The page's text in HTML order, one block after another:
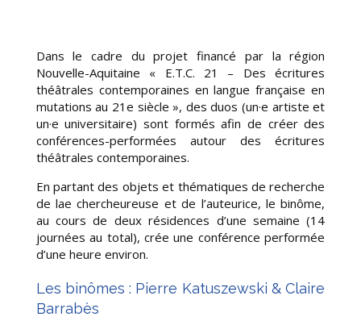
Dans le cadre du projet financé par la région
Nouvelle-Aquitaine « E.T.C. 21 – Des écritures
théâtrales contemporaines en langue française en
mutations au 21e siècle », des duos (un·e artiste et
un·e universitaire) sont formés afin de créer des
conférences-performées autour des écritures
théâtrales contemporaines.
En partant des objets et thématiques de recherche
de lae chercheureuse et de l’auteurice, le binôme,
au cours de deux résidences d’une semaine (14
journées au total), crée une conférence performée
d’une heure environ.
Les binômes : Pierre Katuszewski & Claire
Barrabès